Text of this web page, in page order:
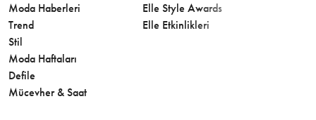
Moda Haberleri
Trend
Stil
Moda Haftaları
Defile
Mücevher & Saat
Elle Style Awards
Elle Etkinlikleri